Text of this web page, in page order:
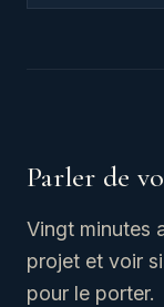
Parler de
Vingt minutes
projet et voir
pour le porter.